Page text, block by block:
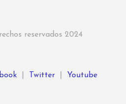
reservados 2024
Twitter Youtube